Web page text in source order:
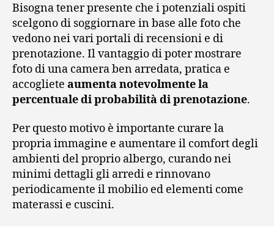
Bisogna tener presente che i potenziali ospiti
scelgono di soggiornare in base alle foto che
vedono nei vari portali di recensioni e di
prenotazione. Il vantaggio di poter mostrare
foto di una camera ben arredata, pratica e
accogliete aumenta notevolmente la
percentuale di probabilità di prenotazione.
Per questo motivo è importante curare la
propria immagine e aumentare il comfort degli
ambienti del proprio albergo, curando nei
minimi dettagli gli arredi e rinnovano
periodicamente il mobilio ed elementi come
materassi e cuscini.